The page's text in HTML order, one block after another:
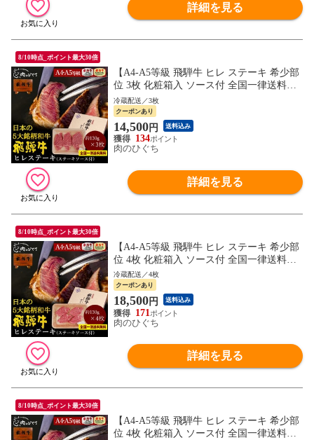
詳細を見る
8/10時点_ポイント最大30倍
【A4-A5等級 飛騨牛 ヒレ ステーキ 希少部
位 3枚 化粧箱入 ソース付 全国一律送料無
料】約130g×3枚 肉 ギフト 精肉 精肉ギフト
内祝 御礼 銘柄和牛 黒毛和牛 ぽっきり
冷蔵配送／3枚
クーポンあり
14,500円 送料込み
134
肉のひぐち
詳細を見る
8/10時点_ポイント最大30倍
【A4-A5等級 飛騨牛 ヒレ ステーキ 希少部
位 4枚 化粧箱入 ソース付 全国一律送料無
料】約130g×4枚 肉 ギフト 精肉 精肉ギフト
内祝 御礼 銘柄和牛 黒毛和牛 ぽっきり
冷蔵配送／4枚
クーポンあり
18,500円 送料込み
171
肉のひぐち
詳細を見る
8/10時点_ポイント最大30倍
【A4-A5等級 飛騨牛 ヒレ ステーキ 希少部
位 4枚 化粧箱入 ソース付 全国一律送料無